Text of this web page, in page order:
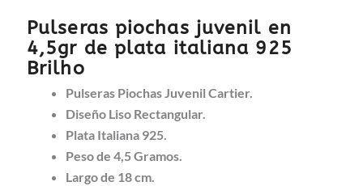
Pulseras piochas juvenil en
4,5gr de plata italiana 925
Brilho
Pulseras Piochas Juvenil Cartier.
Diseño Liso Rectangular.
Plata Italiana 925.
Peso de 4,5 Gramos.
Largo de 18 cm.